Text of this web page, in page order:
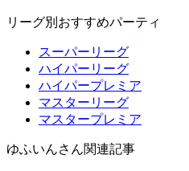
リーグ別おすすめパーティ
スーパーリーグ
ハイパーリーグ
ハイパープレミア
マスターリーグ
マスタープレミア
ゆふいんさん関連記事